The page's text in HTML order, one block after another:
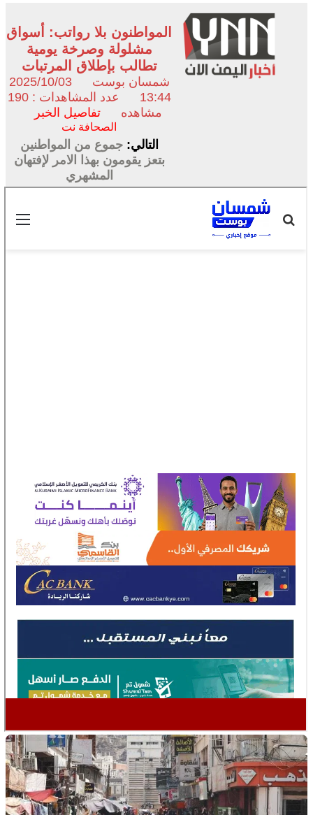
المواطنون بلا رواتب: أسواق
مشلولة وصرخة يومية
تطالب بإطلاق المرتبات
شمسان بوست
2025/10/03
13:44
عدد المشاهدات : 190
مشاهده
تفاصيل الخبر
الصحافة نت
التالي:جموع من المواطنين
بتعز يقومون بهذا الامر لإفتهان
المشهري